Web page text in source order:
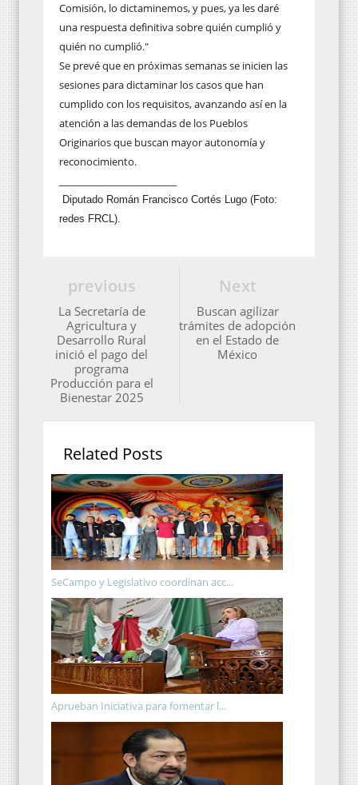
Comisión, lo dictaminemos, y pues, ya les daré
una respuesta definitiva sobre quién cumplió y
quién no cumplió."
Se prevé que en próximas semanas se inicien las
sesiones para dictaminar los casos que han
cumplido con los requisitos, avanzando así en la
atención a las demandas de los Pueblos
Originarios que buscan mayor autonomía y
reconocimiento.
Diputado Román Francisco Cortés Lugo (Foto:
redes FRCL).
Next
Buscan agilizar
trámites de adopción
en el Estado de
México
previous
La Secretaría de
Agricultura y
Desarrollo Rural
inició el pago del
programa
Producción para el
Bienestar 2025
Related Posts
SeCampo y Legislativo coordinan acc...
Aprueban Iniciativa para fomentar l...